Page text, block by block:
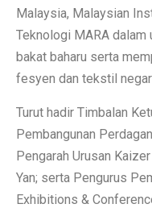
Malaysia, Malaysian
Teknologi MARA dalam
bakat baharu serta
fesyen dan tekstil
Turut hadir Timbalan
Pembangunan
Pengarah Urusan
Yan; serta Pengurus
Exhibitions &